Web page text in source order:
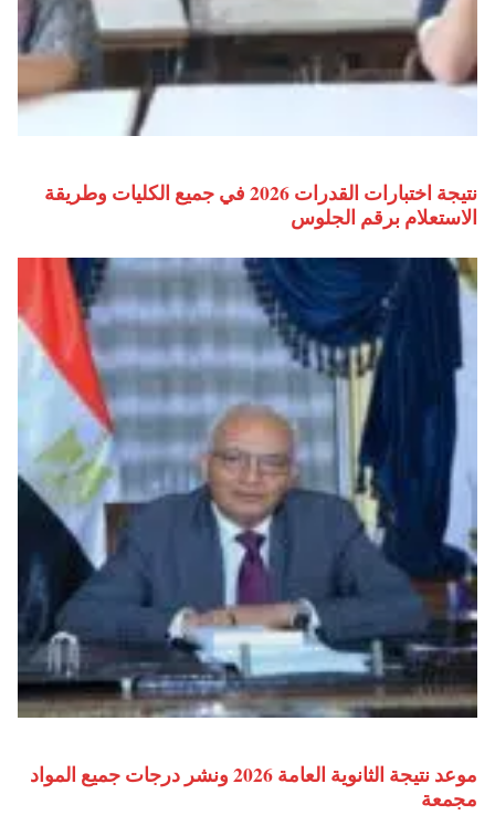
نتيجة اختبارات القدرات 2026 في جميع الكليات وطريقة
الاستعلام برقم الجلوس
موعد نتيجة الثانوية العامة 2026 ونشر درجات جميع المواد
مجمعة